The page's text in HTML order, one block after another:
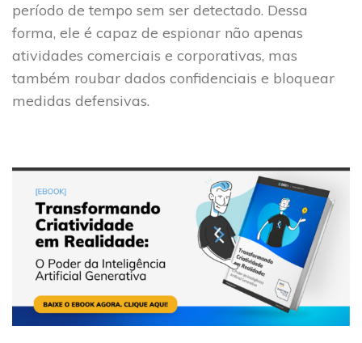
período de tempo sem ser detectado. Dessa
forma, ele é capaz de espionar não apenas
atividades comerciais e corporativas, mas
também roubar dados confidenciais e bloquear
medidas defensivas.